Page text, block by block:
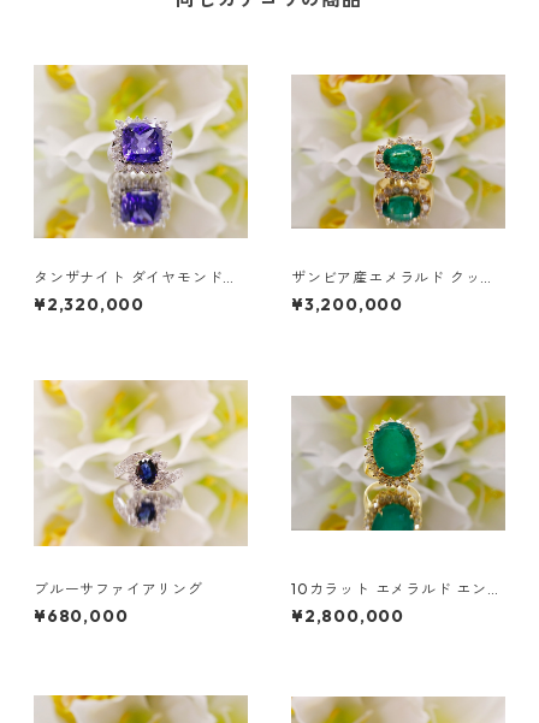
タンザナイト ダイヤモンドリ
ング | ホワイトゴールド エン
ゲージメントリング | ラベンダ
¥2,320,000
ザンビア産エメラルド クッシ
ョンカット ダイヤモンドリン
グ
¥3,200,000
ブルーサファイアリング
¥680,000
10カラット エメラルド エンゲ
ージメントリング - 18K イエ
ローゴールド
¥2,800,000